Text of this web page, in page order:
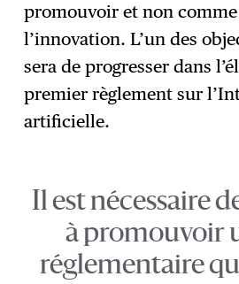
promouvoir et non
l’innovation. L’un des
sera de progresser dans
premier règlement sur
artificielle.
Il est nécessaire
à promouvoir
réglementaire